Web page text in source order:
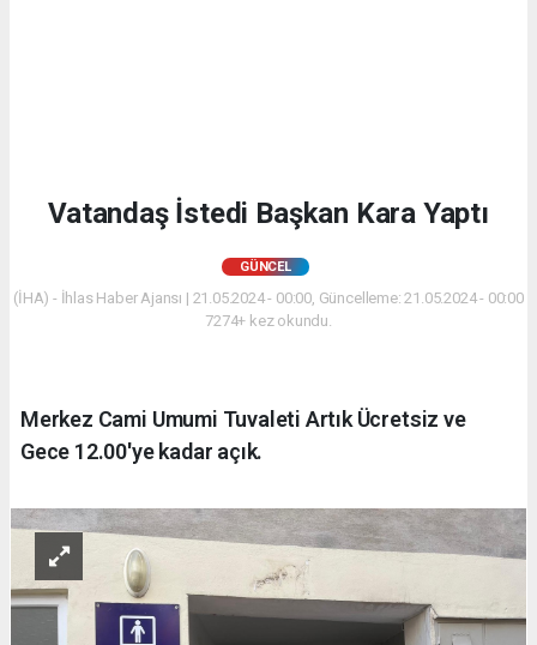
Vatandaş İstedi Başkan Kara Yaptı
GÜNCEL
(İHA) - İhlas Haber Ajansı | 21.05.2024 - 00:00, Güncelleme: 21.05.2024 - 00:00
7274+ kez okundu.
Merkez Cami Umumi Tuvaleti Artık Ücretsiz ve
Gece 12.00'ye kadar açık.